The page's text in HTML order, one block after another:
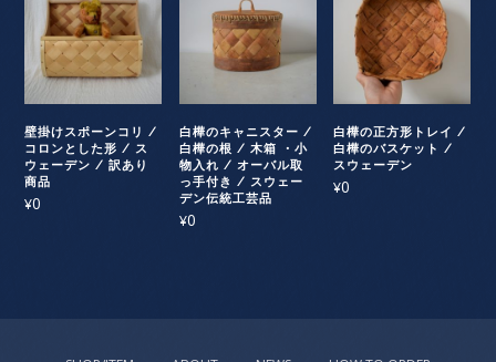
壁掛けスポーンコリ /
コロンとした形 / ス
ウェーデン / 訳あり
商品
¥0
白樺のキャニスター /
白樺の根 / 木箱 ・小
物入れ / オーバル取
っ手付き / スウェー
デン伝統工芸品
¥0
白樺の正方形トレイ /
白樺のバスケット /
スウェーデン
¥0